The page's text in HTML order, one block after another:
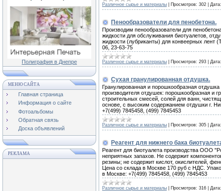
Полиграфия в Днепре
МЕНЮ САЙТА
Главная страница
Информация о сайте
Фотоальбомы
Обратная связь
Доска объявлений
РЕКЛАМА
Различное сырье и материалы Просмотров: 302 Дата:
Пенообразователи для пенобетона.
Производим пенообразователи для
жидкости для обслуживания биотуалетов,
жидкости (лубриканты) для конвеерных лент
06, 23-63-75
Различное сырье и материалы Просмотров: 293 Дата:
Сухая гранулированная отдушка.
Гранулированная и порошкообразная
производителя отдушек: порошкообразная и
строительных смесей, солей для ванн,
основе, с высоким содержанием отдушки г.
+7(499) 7845458, (499) 7845453
Различное сырье и материалы Просмотров: 305 Дата:
Реагент для нижнего бака
Реагент для биотуалета производства ООО
неприятных запахов. Не содержит
резины; не содержит кислот, окислителей,
Цена со склада в Москве 170 руб с НДС.
в Москве: +7(499) 7845458, (499) 7845453
Различное сырье и материалы Просмотров: 316 Дата: